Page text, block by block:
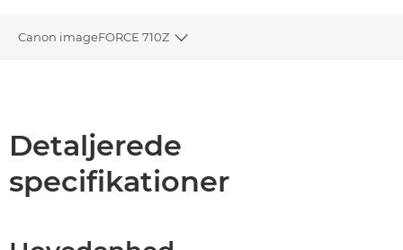
Canon imageFORCE 710Z
Toggle breadcrumbs
PDF-download
Detaljerede
specifikationer